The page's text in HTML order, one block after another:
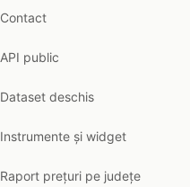
Contact
API public
Dataset deschis
Instrumente și widget
Raport prețuri pe județe